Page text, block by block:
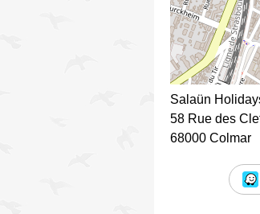
Salaün
58 Rue des
68000 Colmar